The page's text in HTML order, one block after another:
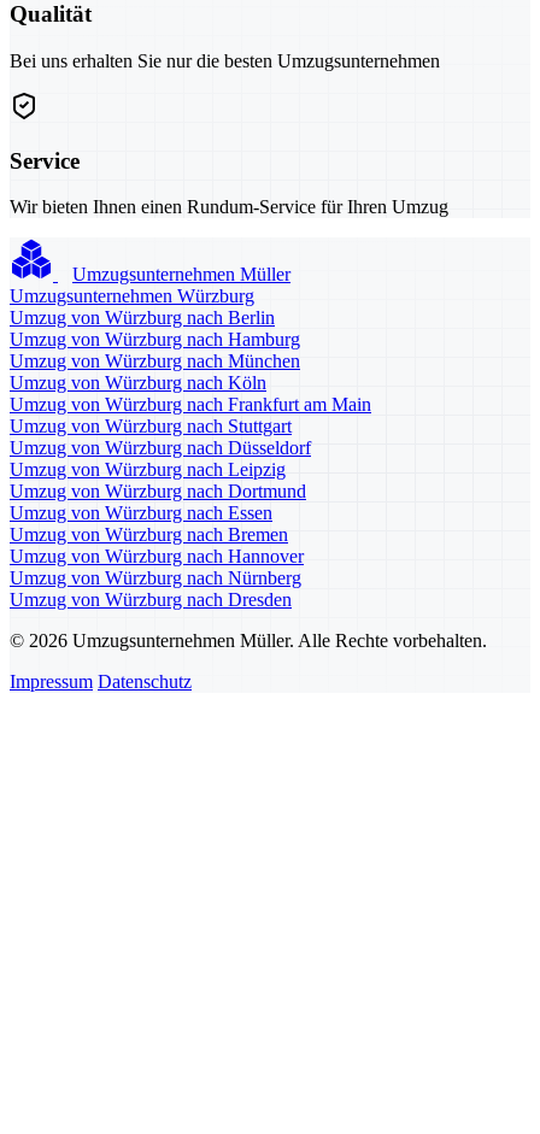
Qualität
Bei uns erhalten Sie nur die besten Umzugsunternehmen
Service
Wir bieten Ihnen einen Rundum-Service für Ihren Umzug
Umzugsunternehmen Müller
Umzugsunternehmen Würzburg
Umzug von Würzburg nach Berlin
Umzug von Würzburg nach Hamburg
Umzug von Würzburg nach München
Umzug von Würzburg nach Köln
Umzug von Würzburg nach Frankfurt am Main
Umzug von Würzburg nach Stuttgart
Umzug von Würzburg nach Düsseldorf
Umzug von Würzburg nach Leipzig
Umzug von Würzburg nach Dortmund
Umzug von Würzburg nach Essen
Umzug von Würzburg nach Bremen
Umzug von Würzburg nach Hannover
Umzug von Würzburg nach Nürnberg
Umzug von Würzburg nach Dresden
© 2026 Umzugsunternehmen Müller. Alle Rechte vorbehalten.
Impressum Datenschutz